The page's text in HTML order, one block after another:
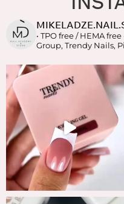
• TPO free / HEMA free
Group, Trendy Nails,